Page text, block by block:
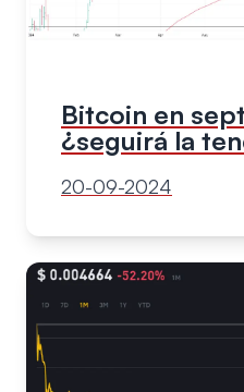
Bitcoin en
¿seguirá la
20-09-2024